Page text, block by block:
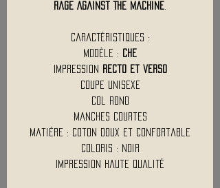
Rage Against The Machine
Caractéristiques :
Modèle :
CHE
Impression
recto et verso
Coupe unisexe
Col rond
Manches courtes
Matière : coton doux et confortable
Coloris : noir
Impression haute qualité